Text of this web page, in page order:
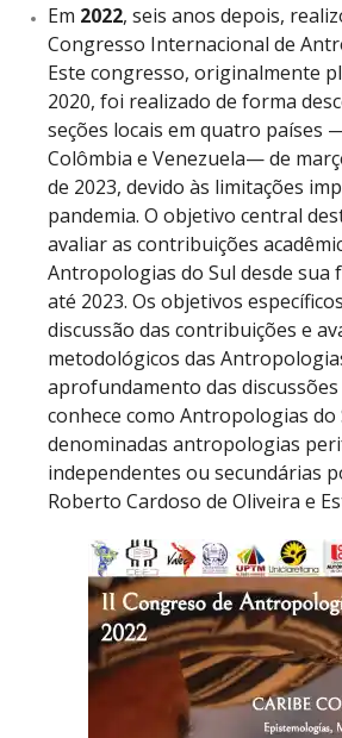
Em 2022, seis anos depois,
Congresso Internacional de
Este congresso, originalmente
2020, foi realizado de forma
seções locais em quatro países
Colômbia e Venezuela— de
de 2023, devido às limitações
pandemia. O objetivo central
avaliar as contribuições
Antropologias do Sul desde sua
até 2023. Os objetivos
discussão das contribuições e
metodológicos das
aprofundamento das
conhece como Antropologias do
denominadas antropologias
independentes ou secundárias
Roberto Cardoso de Oliveira e